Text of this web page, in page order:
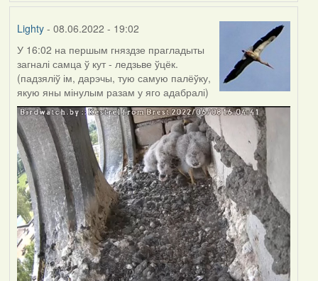
Lighty- 08.06.2022 - 19:02
У 16:02 на першым гняздзе прагладыты
загналі самца ў кут - ледзьве ўцёк.
(падзяліў ім, дарэчы, тую самую палёўку,
якую яны мінулым разам у яго адабралі)